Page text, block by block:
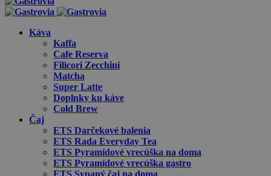
Káva
Kaffa
Cafe Reserva
Filicori Zecchini
Matcha
Super Latte
Doplnky ku káve
Cold Brew
Čaj
ETS Darčekové balenia
ETS Rada Everyday Tea
ETS Pyramídové vrecúška na doma
ETS Pyramídové vrecúška gastro
ETS Sypaný čaj na doma